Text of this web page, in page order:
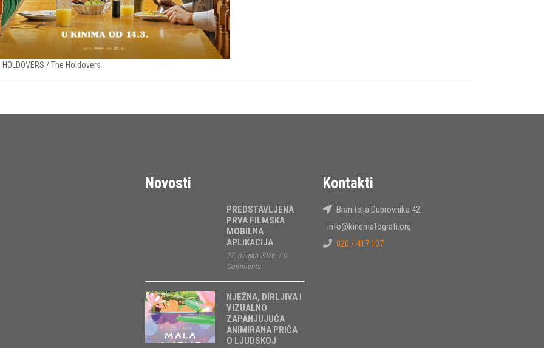
HOLDOVERS / The Holdovers
Novosti
PREDSTAVLJENA
PRVA FILMSKA
MOBILNA
APLIKACIJA
27. ožujka 2026. / 0
Comments
NJEŽNA, DIRLJIVA I
VIZUALNO
ZAPANJUJUĆA
ANIMIRANA PRIČA
O LJUDSKOJ
Kontakti
Branitelja Dubrovnika 42
info@kinematografi.org
020 / 417 107